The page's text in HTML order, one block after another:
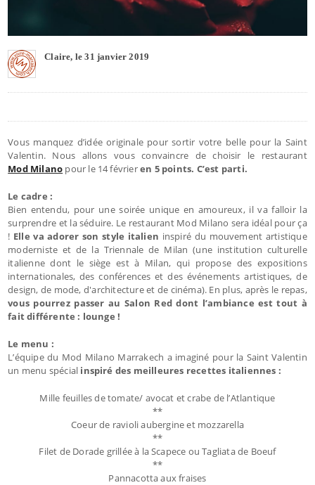
Claire, le 31 janvier 2019
Vous manquez d’idée originale pour sortir votre belle pour la Saint
Valentin. Nous allons vous convaincre de choisir le restaurant
Mod Milano pour le 14 févrieren 5 points. C’est parti.
Le cadre :
Bien entendu, pour une soirée unique en amoureux, il va falloir la
surprendre et la séduire. Le restaurant Mod Milano sera idéal pour ça
! Elle va adorer son style italien inspiré du mouvement artistique
moderniste et de la Triennale de Milan (une institution culturelle
italienne dont le siège est à Milan, qui propose des expositions
internationales, des conférences et des événements artistiques, de
design, de mode, d'architecture et de cinéma). En plus, après le repas,
vous pourrez passer au Salon Red dont l’ambiance est tout à
fait différente : lounge !
Le menu :
L’équipe du Mod Milano Marrakech a imaginé pour la Saint Valentin
un menu spécial inspiré des meilleures recettes italiennes :
Mille feuilles de tomate/ avocat et crabe de l’Atlantique
**
Coeur de ravioli aubergine et mozzarella
**
Filet de Dorade grillée à la Scapece ou Tagliata de Boeuf
**
Pannacotta aux fraises